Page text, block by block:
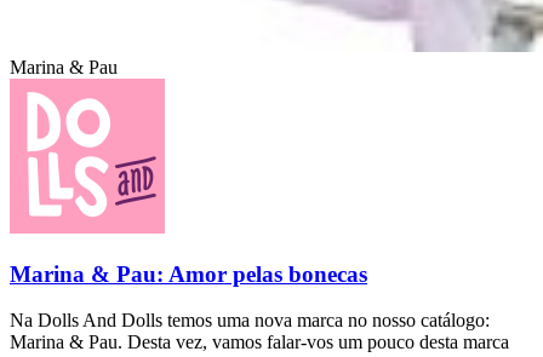
Marina & Pau
Marina & Pau: Amor pelas bonecas
Na Dolls And Dolls temos uma nova marca no nosso catálogo:
Marina & Pau. Desta vez, vamos falar-vos um pouco desta marca